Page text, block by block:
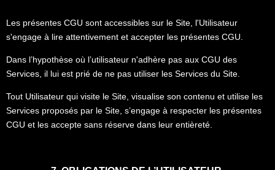
Les présentes CGU sont accessibles sur le Site, l'Utilisateur
s'engage à lire attentivement et accepter les présentes CGU.
Dans l’hypothèse où l’utilisateur n'adhère pas aux CGU des
Services, il lui est prié de ne pas utiliser les Services du Site.
Tout Utilisateur qui visite le Site, visualise son contenu et utilise les
Services proposés par le Site, s’engage à respecter les présentes
CGU et les accepte sans réserve dans leur entièreté.